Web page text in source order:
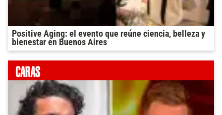
Positive Aging: el evento que reúne ciencia, belleza y
bienestar en Buenos Aires